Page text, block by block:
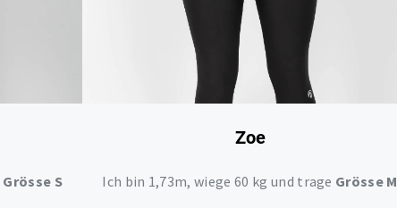
Grösse S
Zoe
Ich bin 1,73m, wiege 60 kg und trage Grösse M